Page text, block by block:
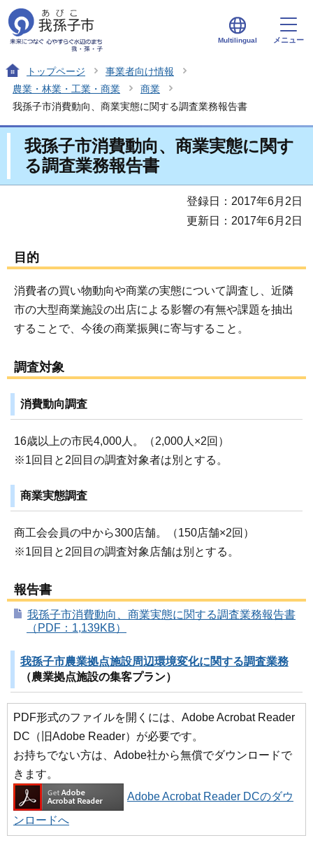
Multilingual メニュー
トップページ
事業者向け情報
農業・林業・工業・商業
商業
我孫子市消費動向、商業実態に関する調査業務報告書
我孫子市消費動向、商業実態に関す
る調査業務報告書
登録日：2017年6月2日
更新日：2017年6月2日
目的
消費者の買い物動向や商業の実態について調査し、近隣
市の大型商業施設の出店による影響の有無や課題を抽出
することで、今後の商業振興に寄与すること。
調査対象
消費動向調査
16歳以上の市民4,000人。（2,000人×2回）
※1回目と2回目の調査対象者は別とする。
商業実態調査
商工会会員の中から300店舗。（150店舗×2回）
※1回目と2回目の調査対象店舗は別とする。
報告書
我孫子市消費動向、商業実態に関する調査業務報告書
（PDF：1,139KB）
我孫子市農業拠点施設周辺環境変化に関する調査業務
（農業拠点施設の集客プラン）
PDF形式のファイルを開くには、Adobe Acrobat Reader
DC（旧Adobe Reader）が必要です。
お持ちでない方は、Adobe社から無償でダウンロードで
きます。
Adobe Acrobat Reader DCのダウ
ンロードへ